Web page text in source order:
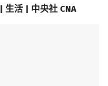
生活 | 中央社 CNA